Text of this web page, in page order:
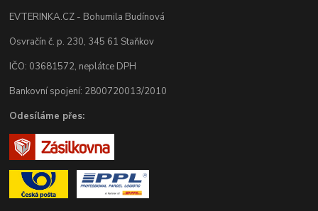
EVTERINKA.CZ - Bohumila Budínová
Osvračín č. p. 230, 345 61 Staňkov
IČO: 03681572, neplátce DPH
Bankovní spojení: 2800720013/2010
Odesíláme přes: